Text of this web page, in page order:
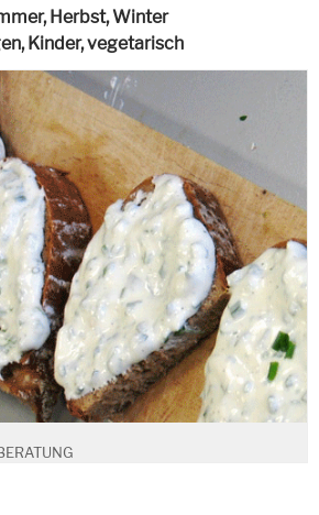
Herbst, Winter
Kinder,vegetarisch